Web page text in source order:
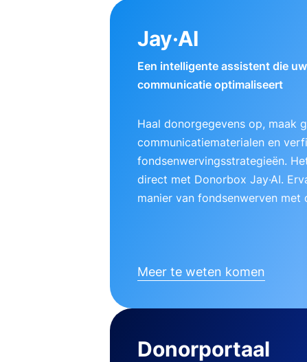
Jay·AI
Een intelligente assistent die
communicatie optimaliseert
Haal donorgegevens op, maak
communicatiematerialen en
fondsenwervingsstrategieën.
direct met Donorbox Jay·AI.
manier van fondsenwerven met
Meer te weten komen
Donorportaal